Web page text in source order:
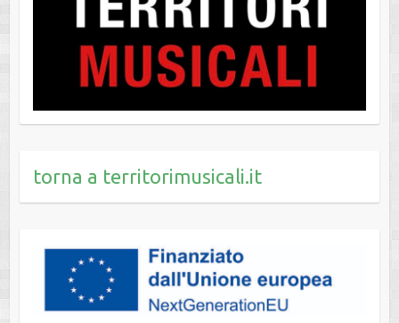
torna a territorimusicali.it